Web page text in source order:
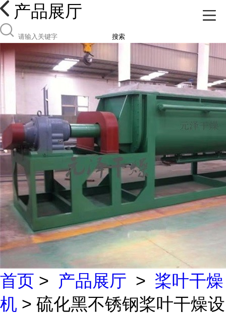
产品展厅
搜索
首页 > 产品展厅 > 桨叶干燥
机 > 硫化黑不锈钢桨叶干燥设